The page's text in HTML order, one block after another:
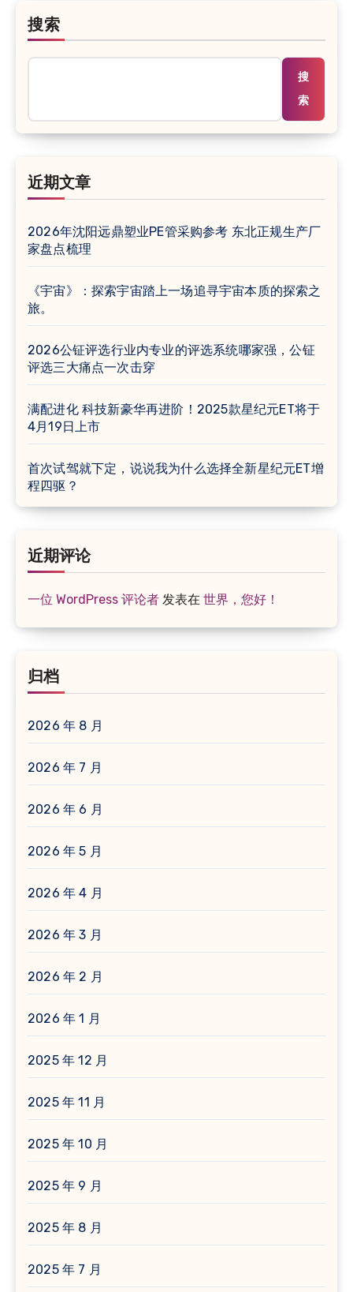
搜索
搜
索
近期文章
2026年沈阳远鼎塑业PE管采购参考 东北正规生产厂
家盘点梳理
《宇宙》：探索宇宙踏上一场追寻宇宙本质的探索之
旅。
2026公钲评选行业内专业的评选系统哪家强，公钲
评选三大痛点一次击穿
满配进化 科技新豪华再进阶！2025款星纪元ET将于
4月19日上市
首次试驾就下定，说说我为什么选择全新星纪元ET增
程四驱？
近期评论
一位 WordPress 评论者 发表在 世界，您好！
归档
2026 年 8 月
2026 年 7 月
2026 年 6 月
2026 年 5 月
2026 年 4 月
2026 年 3 月
2026 年 2 月
2026 年 1 月
2025 年 12 月
2025 年 11 月
2025 年 10 月
2025 年 9 月
2025 年 8 月
2025 年 7 月